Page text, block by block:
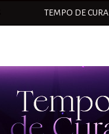
TEMPO DE CURA